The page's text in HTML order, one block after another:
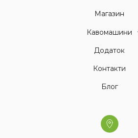
Магазин
Кавомашини
Додаток
Контакти
Блог